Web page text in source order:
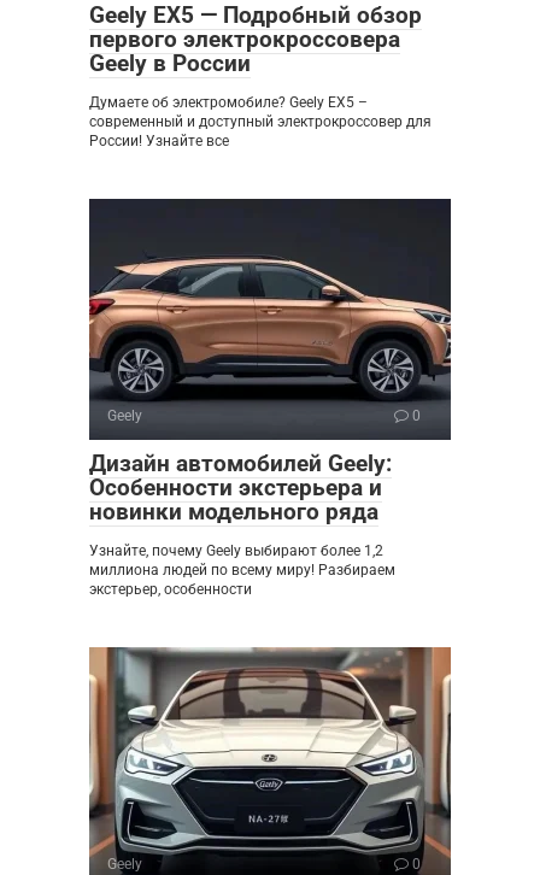
Geely EX5 — Подробный обзор
первого электрокроссовера
Geely в России
Думаете об электромобиле? Geely EX5 –
современный и доступный электрокроссовер для
России! Узнайте все
Geely 0
Дизайн автомобилей Geely:
Особенности экстерьера и
новинки модельного ряда
Узнайте, почему Geely выбирают более 1,2
миллиона людей по всему миру! Разбираем
экстерьер, особенности
Geely 0